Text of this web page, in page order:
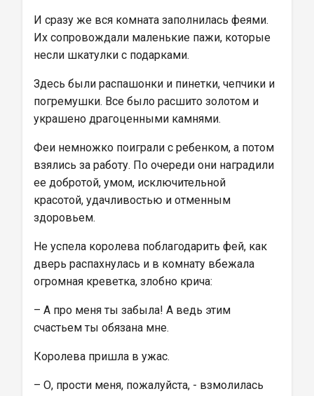
И сразу же вся комната заполнилась феями.
Их сопровождали маленькие пажи, которые
несли шкатулки с подарками.
Здесь были распашонки и пинетки, чепчики и
погремушки. Все было расшито золотом и
украшено драгоценными камнями.
Феи немножко поиграли с ребенком, а потом
взялись за работу. По очереди они наградили
ее добротой, умом, исключительной
красотой, удачливостью и отменным
здоровьем.
Не успела королева поблагодарить фей, как
дверь распахнулась и в комнату вбежала
огромная креветка, злобно крича:
– А про меня ты забыла! А ведь этим
счастьем ты обязана мне.
Королева пришла в ужас.
– О, прости меня, пожалуйста, - взмолилась